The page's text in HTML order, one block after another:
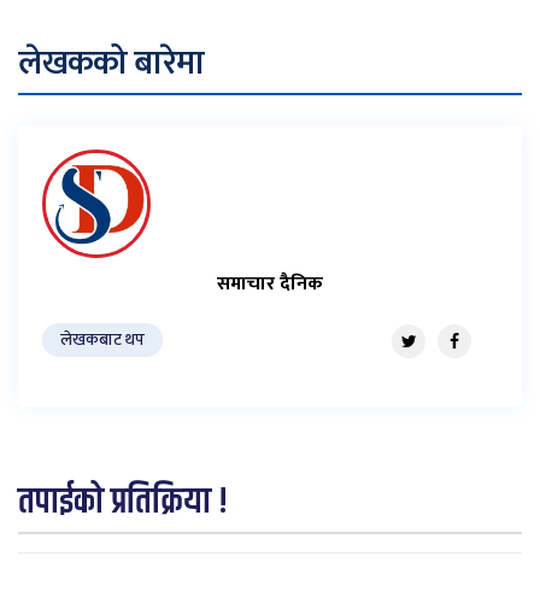
लेखकको बारेमा
समाचार दैनिक
लेखकबाट थप
तपाईको प्रतिक्रिया !